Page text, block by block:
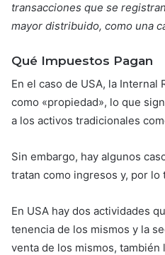
transacciones que se
mayor distribuido, como una
Qué Impuestos Pagan
En el caso de USA, la
como «propiedad», lo que
a los activos tradicionales
Sin embargo, hay algunos
tratan como ingresos y, por
En USA hay dos actividades
tenencia de los mismos y la
venta de los mismos, también